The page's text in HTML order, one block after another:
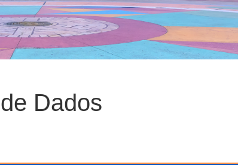
Dados